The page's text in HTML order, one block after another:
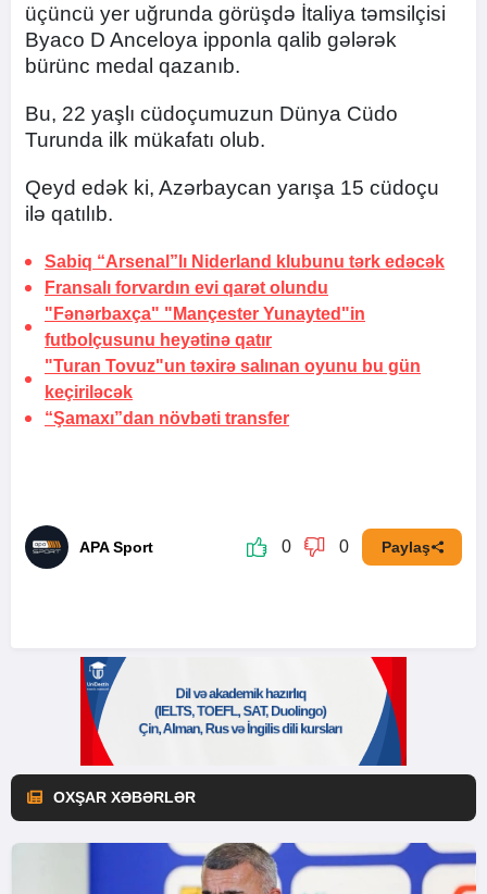
üçüncü yer uğrunda görüşdə İtaliya təmsilçisi
Byaco D Anceloya ipponla qalib gələrək
bürünc medal qazanıb.
Bu, 22 yaşlı cüdoçumuzun Dünya Cüdo
Turunda ilk mükafatı olub.
Qeyd edək ki, Azərbaycan yarışa 15 cüdoçu
ilə qatılıb.
Sabiq “Arsenal”lı Niderland klubunu tərk edəcək
Fransalı forvardın evi qarət olundu
"Fənərbaxça" "Mançester Yunayted"in
futbolçusunu heyətinə qatır
"Turan Tovuz"un təxirə salınan oyunu bu gün
keçiriləcək
“Şamaxı”dan növbəti transfer
APA Sport 0 0 Paylaş
OXŞAR XƏBƏRLƏR